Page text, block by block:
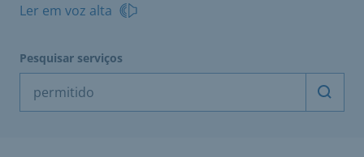
Ler em voz alta
Pesquisar serviços